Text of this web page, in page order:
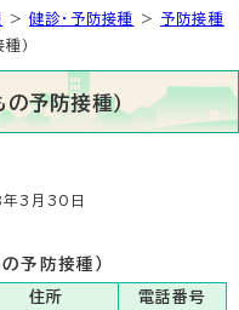
>健診・予防接種 >予防接種
）
予防接種）
3月30日
予防接種）
住所 電話番号